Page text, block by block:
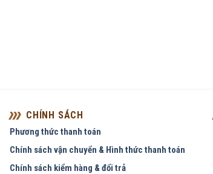
CHÍNH SÁCH
Phương thức thanh toán
Chính sách vận chuyển & Hình thức thanh toán
Chính sách kiểm hàng & đổi trả